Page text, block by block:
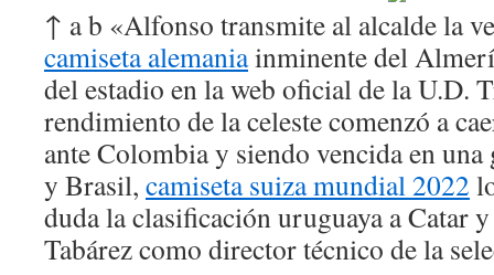
↑ a b «Alfonso transmite al alcalde la
camiseta alemaniainminente del
del estadio en la web oficial de la U.D.
rendimiento de la celeste comenzó a
ante Colombia y siendo vencida en
y Brasil, camiseta suiza mundial 2022
duda la clasificación uruguaya a Catar
Tabárez como director técnico de la